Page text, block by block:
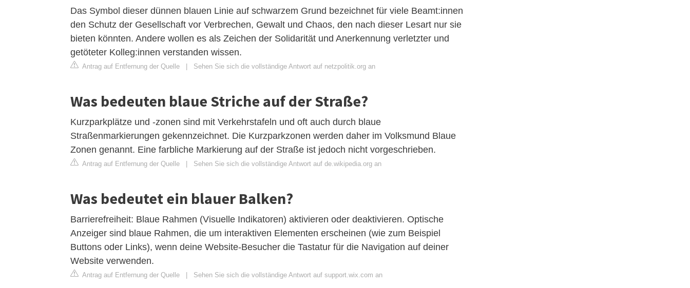
Das Symbol dieser dünnen blauen Linie auf schwarzem Grund bezeichnet für viele Beamt:innen
den Schutz der Gesellschaft vor Verbrechen, Gewalt und Chaos, den nach dieser Lesart nur sie
bieten könnten. Andere wollen es als Zeichen der Solidarität und Anerkennung verletzter und
getöteter Kolleg:innen verstanden wissen.
Antrag auf Entfernung der Quelle | Sehen Sie sich die vollständige Antwort auf netzpolitik.org an
Was bedeuten blaue Striche auf der Straße?
Kurzparkplätze und -zonen sind mit Verkehrstafeln und oft auch durch blaue
Straßenmarkierungen gekennzeichnet. Die Kurzparkzonen werden daher im Volksmund Blaue
Zonen genannt. Eine farbliche Markierung auf der Straße ist jedoch nicht vorgeschrieben.
Antrag auf Entfernung der Quelle | Sehen Sie sich die vollständige Antwort auf de.wikipedia.org an
Was bedeutet ein blauer Balken?
Barrierefreiheit: Blaue Rahmen (Visuelle Indikatoren) aktivieren oder deaktivieren. Optische
Anzeiger sind blaue Rahmen, die um interaktiven Elementen erscheinen (wie zum Beispiel
Buttons oder Links), wenn deine Website-Besucher die Tastatur für die Navigation auf deiner
Website verwenden.
Antrag auf Entfernung der Quelle | Sehen Sie sich die vollständige Antwort auf support.wix.com an